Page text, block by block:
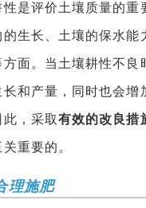
评价土壤质量的重
的生长、土壤的保水能
面。当土壤耕性不良
和产量，同时也会增
，采取有效的改良措
重要的。
理施肥